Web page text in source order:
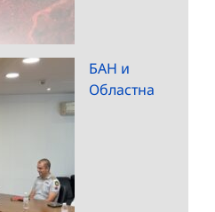
БАН и
Областна